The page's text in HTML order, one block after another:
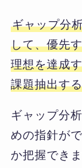
ギャップ分
して、優先
理想を達成
課題抽出す
ギャップ分
めの指針が
か把握でき